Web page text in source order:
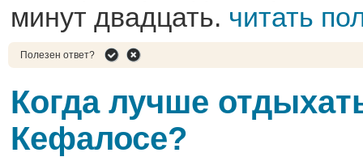
минут двадцать. читать
Полезен ответ?
Когда лучше
Кефалосе?